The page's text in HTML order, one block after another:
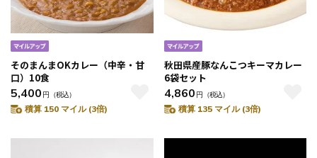
そのまんまOKカレー（中辛・甘
口）10食
5,400 円 （税込）
積算 150 マイル (3倍)
秋田県産豚なんこつキーマカレー
6袋セット
4,860 円 （税込）
積算 135 マイル (3倍)